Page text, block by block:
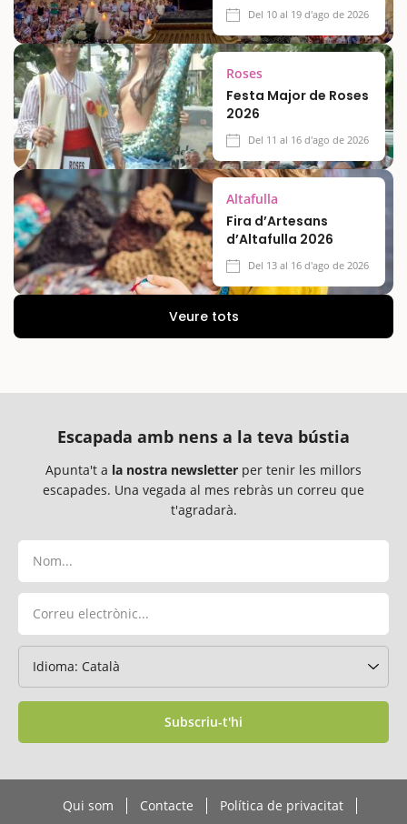
Del 10 al 19 d'ago de 2026
Roses
Festa Major de Roses
2026
Del 11 al 16 d'ago de 2026
Altafulla
Fira d’Artesans
d’Altafulla 2026
Del 13 al 16 d'ago de 2026
Veure tots
Escapada amb nens a la teva bústia
Apunta't a la nostra newsletter per tenir les millors
escapades. Una vegada al mes rebràs un correu que
t'agradarà.
Subscriu-t'hi
Qui som Contacte
Política de privacitat